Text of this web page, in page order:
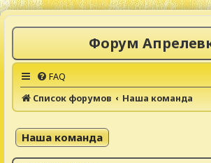
Форум
FAQ
Список форумов
Наша команда
Наша команда